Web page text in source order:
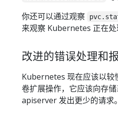
你还可以通过观察
来观察 Kubernetes 正在处
改进的错误处理和
Kubernetes 现在应该以较
卷扩展操作，它应该向存
apiserver 发出更少的请求。